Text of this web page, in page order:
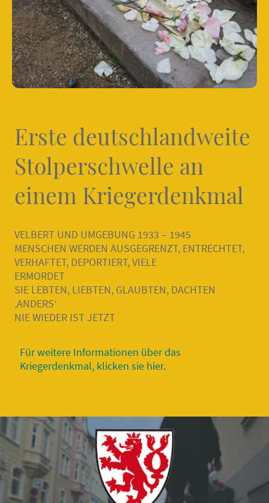
Erste deutschlandweite
Stolperschwelle an
einem Kriegerdenkmal
VELBERT UND UMGEBUNG 1933 – 1945
MENSCHEN WERDEN AUSGEGRENZT, ENTRECHTET,
VERHAFTET, DEPORTIERT, VIELE
ERMORDET
SIE LEBTEN, LIEBTEN, GLAUBTEN, DACHTEN
‚ANDERS‘
NIE WIEDER IST JETZT
Für weitere Informationen über das
Kriegerdenkmal, klicken sie hier.